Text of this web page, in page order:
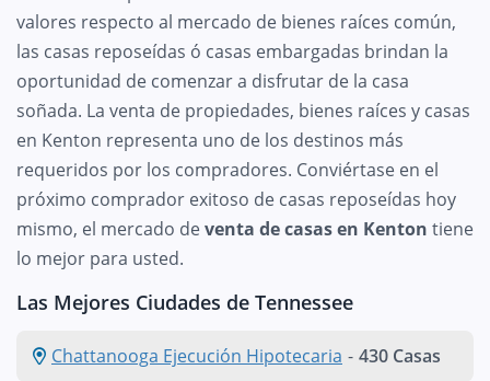
valores respecto al mercado de bienes raíces común,
las casas reposeídas ó casas embargadas brindan la
oportunidad de comenzar a disfrutar de la casa
soñada. La venta de propiedades, bienes raíces y casas
en Kenton representa uno de los destinos más
requeridos por los compradores. Conviértase en el
próximo comprador exitoso de casas reposeídas hoy
mismo, el mercado deventa de casas en Kenton tiene
lo mejor para usted.
Las Mejores Ciudades de Tennessee
Chattanooga Ejecución Hipotecaria - 430 Casas